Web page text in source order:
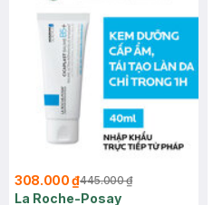
308.000 ₫445.000 ₫
La Roche-Posay